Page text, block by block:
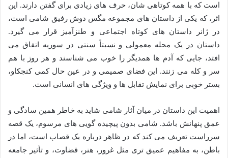
است که با همه کوتاهی شان، حرف های زیادی برای گفتن دارند. این
اثر، که یکی از داستان های مجموعه مگس دوش رفیق شامی است،
در ژانر داستان های کوتاه اجتماعی و طنزآمیز قرار می گیرد.
داستان در یک محله معمولی و نسبتاً سنتی در سوریه اتفاق می
افتد، جایی که آدم ها همدیگر را خوب می شناسند و هر روز با هم
سر و کله می زنند. این فضای صمیمی و در عین حال کمی کنجکاو،
بستر خوبی برای نمایش تقابل ها و ویژگی های انسانی است.
اهمیت این داستان در میان آثار شامی شاید به خاطر همین سادگی و
عمق پنهانش باشد. شامی بدون پیچیده گویی های مرسوم، یک قصه
سرراست تعریف می کند که در ظاهر درباره یک قصاب است، اما در
باطن، به مفاهیم عمیق تری مثل غرور، هنر، قضاوت، و تأثیر جامعه